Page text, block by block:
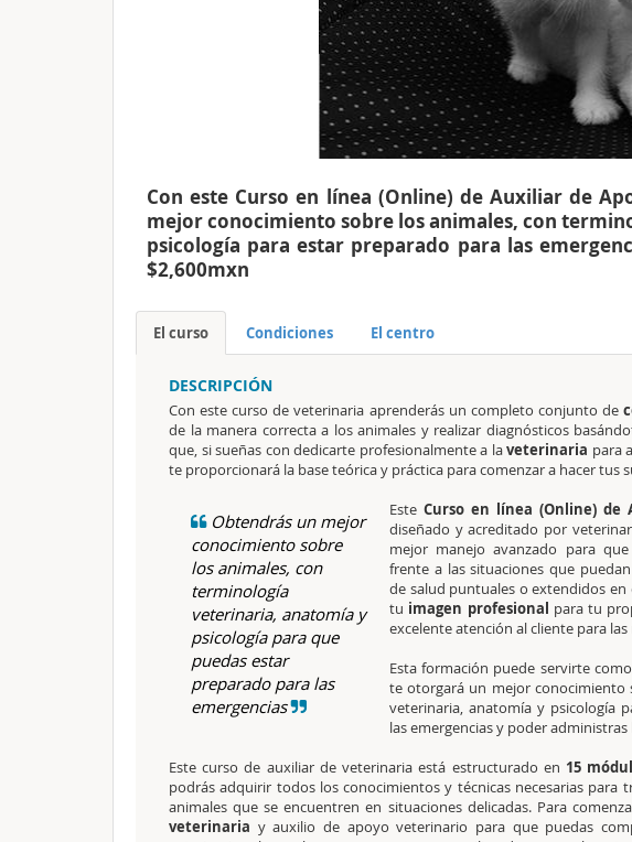
Con este Curso en línea (Online) de Auxiliar de
mejor conocimiento sobre los animales, con
psicología para estar preparado para las
$2,600mxn
El curso Condiciones El centro
DESCRIPCIÓN
Con este curso de veterinaria aprenderás un completo conjunto de
de la manera correcta a los animales y realizar diagnósticos
que, si sueñas con dedicarte profesionalmente a laveterinaria para
te proporcionará la base teórica y práctica para comenzar a hacer tus
Obtendrás un mejor
conocimiento sobre
los animales, con
terminología
veterinaria, anatomía y
psicología para que
puedas estar
preparado para las
emergencias
EsteCurso en línea (Online) de
diseñado y acreditado por
mejor manejo avanzado para
frente a las situaciones que
de salud puntuales o extendidos en
tu imagen profesional para tu
excelente atención al cliente para las
Esta formación puede servirte
te otorgará un mejor conocimiento
veterinaria, anatomía y psicología
las emergencias y poder
Este curso de auxiliar de veterinaria está estructurado en 15
podrás adquirir todos los conocimientos y técnicas necesarias para
animales que se encuentren en situaciones delicadas. Para
veterinaria y auxilio de apoyo veterinario para que puedas